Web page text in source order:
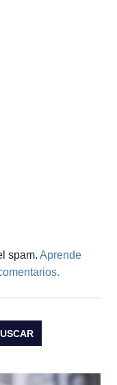
spam. Aprende